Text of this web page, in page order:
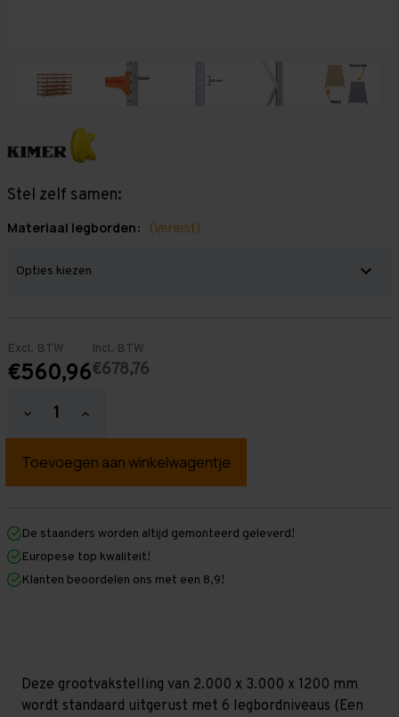
Stel zelf samen:
Materiaal legborden: (Vereist)
Excl. BTW
€560,96
Incl. BTW
€678,76
Hoeveelheid
verlagen
Grootvakstelling
mm
mm
x
1.200
mm
Hoeveelheid
verhogen
Grootvakstelling
mm
mm
1.200
mm
De staanders worden altijd gemonteerd geleverd!
Europese top kwaliteit!
Klanten beoordelen ons met een 8,9!
Deze grootvakstelling van 2.000 x 3.000 x 1200 mm
wordt standaard uitgerust met 6 legbordniveaus (Een